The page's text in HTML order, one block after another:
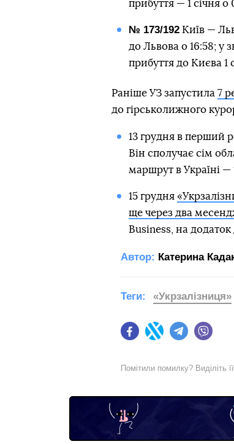
прибуття — 1 січня о
№ 173/192Київ —
до Львова о 16:58; у
прибуття до Києва 1
Раніше УЗ запустила 7
до гірськолижного
13 грудня в перший
Він сполучає сім
маршрут в Україні —
15 грудня
ще через два
Business, на
Автор: Катерина
FacebookTwitter Telegram
Теги: «Укрзалізниця»
Помітили помилку? Виділіть